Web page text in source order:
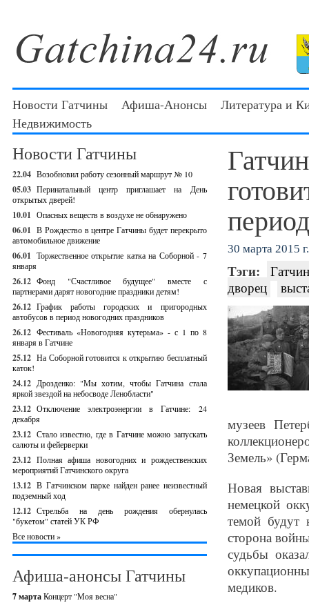
Новости Гатчины Афиша-Анонсы
Литература и
Недвижимость
Новости Гатчины
22.04 Возобновил работу сезонный маршрут № 10
05.03 Перинатальный центр приглашает на День
открытых дверей!
10.01 Опасных веществ в воздухе не обнаружено
06.01 В Рождество в центре Гатчины будет перекрыто
автомобильное движение
06.01 Торжественное открытие катка на Соборной - 7
января
26.12 Фонд "Счастливое будущее" вместе с
партнерами дарят новогодние праздники детям!
26.12 График работы городских и пригородных
автобусов в период новогодних праздников
26.12 Фестиваль «Новогодняя кутерьма» - с 1 по 8
января в Гатчине
25.12 На Соборной готовится к открытию бесплатный
каток!
24.12 Дрозденко: "Мы хотим, чтобы Гатчина стала
яркой звездой на небосводе Ленобласти"
23.12 Отключение электроэнергии в Гатчине: 24
декабря
23.12 Стало известно, где в Гатчине можно запускать
салюты и фейерверки
23.12 Полная афиша новогодних и рождественских
мероприятий Гатчинского округа
13.12 В Гатчинском парке найден ранее неизвестный
подземный ход
12.12 Стрельба на день рождения обернулась
"букетом" статей УК РФ
Все новости »
Афиша-анонсы Гатчины
7 мартаКонцерт "Моя весна"
30 марта 2015 г.
Тэги:
дворец
музеев
Земель»
Новая
немецкой
темой будут
сторона
судьбы
медиков.